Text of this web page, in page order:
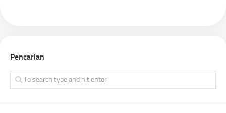
Pencarian